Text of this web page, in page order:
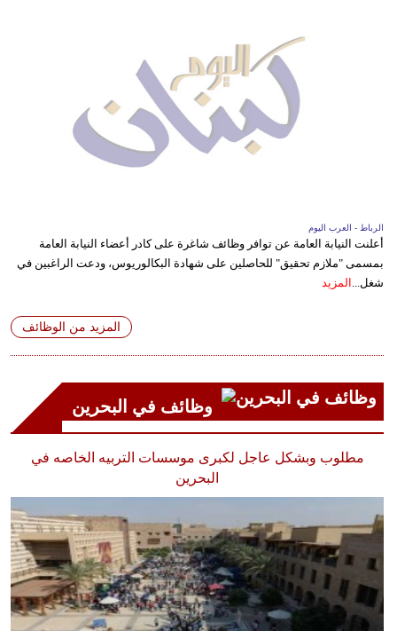
الرباط - العرب اليوم
أعلنت النيابة العامة عن توافر وظائف شاغرة على كادر أعضاء النيابة العامة
بمسمى "ملازم تحقيق" للحاصلين على شهادة البكالوريوس، ودعت الراغبين في
شغل... المزيد
المزيد من الوظائف
وظائف في البحرين
مطلوب وبشكل عاجل لكبرى موسسات التربيه الخاصه في
البحرين